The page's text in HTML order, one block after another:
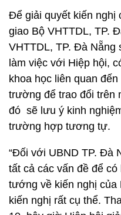
Để giải quyết kiến nghị
giao Bộ VHTTDL, TP.
VHTTDL, TP. Đà Nẵng
làm việc với Hiệp hội,
khoa học liên quan
trường để trao đổi trên
đó sẽ lưu ý kinh
trường hợp tương tự.
“Đối với UBND TP. Đà
tất cả các vấn đề để
tướng về kiến nghị của
kiến nghị rất cụ thể.